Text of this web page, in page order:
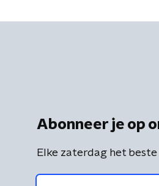
Abonneer je op
Elke zaterdag het beste